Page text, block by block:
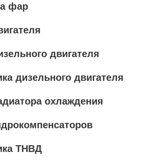
фар
двигателя
дизельного двигателя
охлаждения
ТНВД